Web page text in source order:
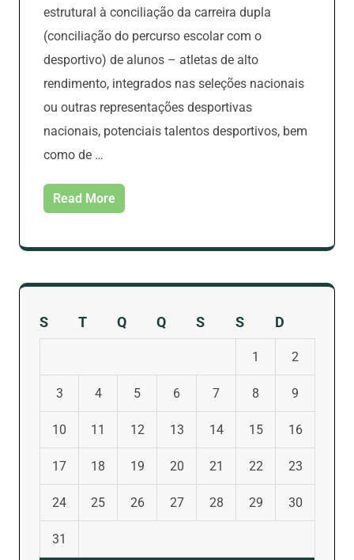
estrutural à conciliação da carreira dupla
(conciliação do percurso escolar com o
desportivo) de alunos – atletas de alto
rendimento, integrados nas seleções nacionais
ou outras representações desportivas
nacionais, potenciais talentos desportivos, bem
como de …
Read More
S T Q Q S S D
1 2
3 4 5 6 7 8 9
10 11 12 13 14 15 16
17 18 19 20 21 22 23
24 25 26 27 28 29 30
31